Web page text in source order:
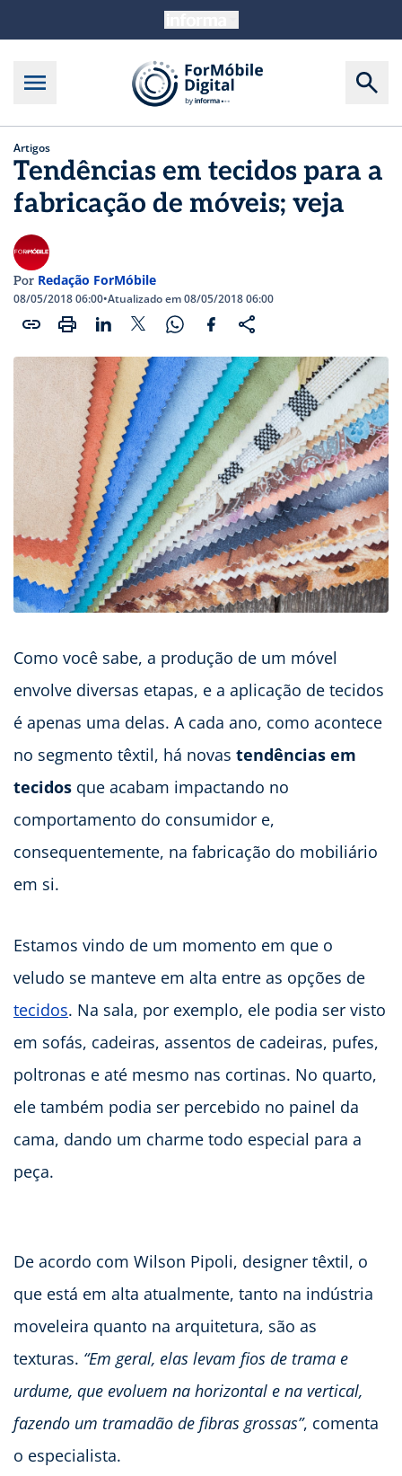
Artigos
Tendências em tecidos para a
fabricação de móveis; veja
Por Redação ForMóbile
08/05/2018 06:00•Atualizado em 08/05/2018 06:00
Como você sabe, a produção de um móvel
envolve diversas etapas, e a aplicação de tecidos
é apenas uma delas. A cada ano, como acontece
no segmento têxtil, há novas tendências em
tecidos que acabam impactando no
comportamento do consumidor e,
consequentemente, na fabricação do mobiliário
em si.
Estamos vindo de um momento em que o
veludo se manteve em alta entre as opções de
tecidos. Na sala, por exemplo, ele podia ser visto
em sofás, cadeiras, assentos de cadeiras, pufes,
poltronas e até mesmo nas cortinas. No quarto,
ele também podia ser percebido no painel da
cama, dando um charme todo especial para a
peça.
De acordo com Wilson Pipoli, designer têxtil, o
que está em alta atualmente, tanto na indústria
moveleira quanto na arquitetura, são as
texturas. “Em geral, elas levam fios de trama e
urdume, que evoluem na horizontal e na vertical,
fazendo um tramadão de fibras grossas”, comenta
o especialista.